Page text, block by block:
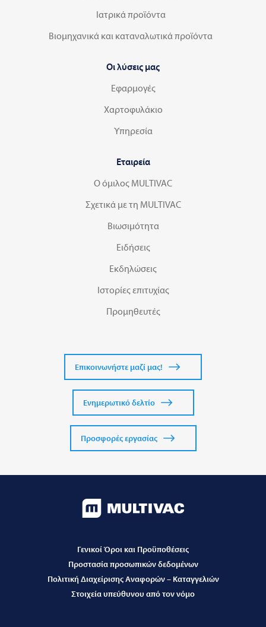
Ιατρικά προϊόντα
Βιομηχανικά και καταναλωτικά προϊόντα
Οι λύσεις μας
Εφαρμογές
Χαρτοφυλάκιο
Υπηρεσία
Εταιρεία
Ο όμιλος MULTIVAC
Σχετικά με τη MULTIVAC
Βιωσιμότητα
Ειδήσεις
Εκδηλώσεις
Ιστορίες επιτυχίας
Προμηθευτές
Επικοινωνήστε μαζί μας!
Ενημερωτικό δελτίο
Προσφορές εργασίας
Γενικοί Όροι και Προϋποθέσεις
Προστασία προσωπικών δεδομένων
Πολιτική Διαχείρισης Αναφορών – Καταγγελιών
Στοιχεία υπεύθυνου από τον νόμο